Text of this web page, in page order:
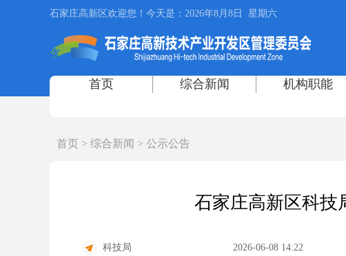
首页 > 综合新闻 > 公示公告
石家庄高新区科技
科技局 2026-06-08 14:22